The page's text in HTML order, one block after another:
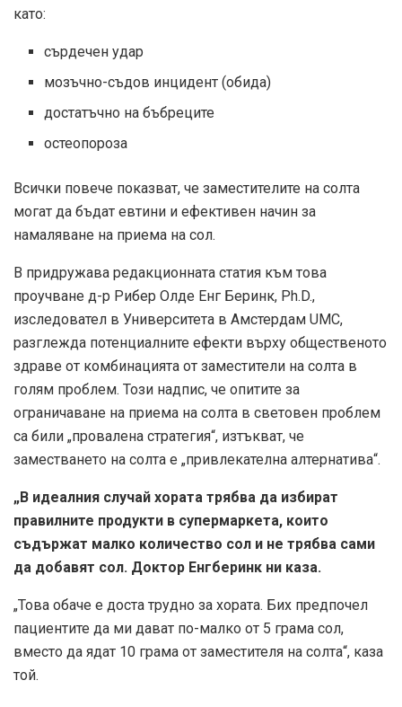
като:
сърдечен удар
мозъчно-съдов инцидент (обида)
достатъчно на бъбреците
остеопороза
Всички повече показват, че заместителите на солта
могат да бъдат евтини и ефективен начин за
намаляване на приема на сол.
В придружава редакционната статия към това
проучване д-р Рибер Олде Енг Беринк, Ph.D.,
изследовател в Университета в Амстердам UMC,
разглежда потенциалните ефекти върху общественото
здраве от комбинацията от заместители на солта в
голям проблем. Този надпис, че опитите за
ограничаване на приема на солта в световен проблем
са били „провалена стратегия“, изтъкват, че
заместването на солта е „привлекателна алтернатива“.
„В идеалния случай хората трябва да избират
правилните продукти в супермаркета, които
съдържат малко количество сол и не трябва сами
да добавят сол. Доктор Енгберинк ни каза.
„Това обаче е доста трудно за хората. Бих предпочел
пациентите да ми дават по-малко от 5 грама сол,
вместо да ядат 10 грама от заместителя на солта“, каза
той.